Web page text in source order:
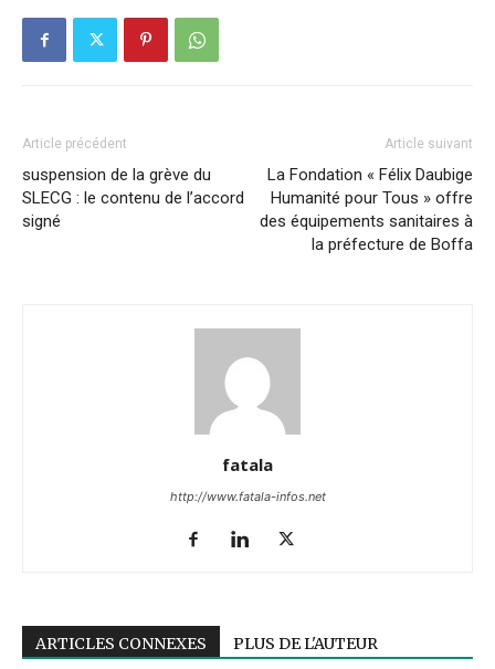
Article précédent
suspension de la grève du
SLECG : le contenu de l’accord
signé
Article suivant
La Fondation « Félix Daubige
Humanité pour Tous » offre
des équipements sanitaires à
la préfecture de Boffa
fatala
http://www.fatala-infos.net
ARTICLES CONNEXES PLUS DE L'AUTEUR